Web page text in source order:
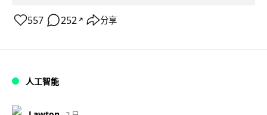
557 252 ↗ 分享
人工智能